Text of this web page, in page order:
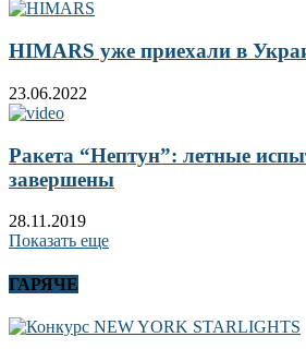
HIMARS уже приехали в
23.06.2022
Ракета “Нептун”: летные
завершены
28.11.2019
Показать еще
ГАРЯЧЕ